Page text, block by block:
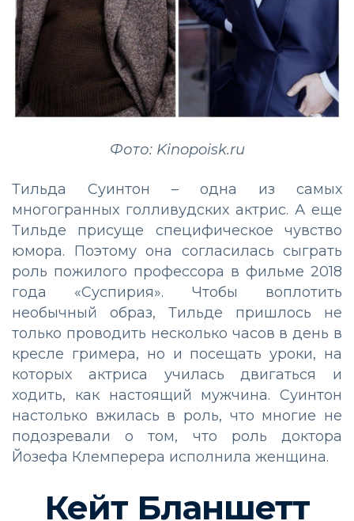
Фото: Kinopoisk.ru
Тильда Суинтон – одна из самых
многогранных голливудских актрис. А еще
Тильде присуще специфическое чувство
юмора. Поэтому она согласилась сыграть
роль пожилого профессора в фильме 2018
года «Суспирия». Чтобы воплотить
необычный образ, Тильде пришлось не
только проводить несколько часов в день в
кресле гримера, но и посещать уроки, на
которых актриса училась двигаться и
ходить, как настоящий мужчина. Суинтон
настолько вжилась в роль, что многие не
подозревали о том, что роль доктора
Йозефа Клемперера исполнила женщина.
Кейт Бланшетт